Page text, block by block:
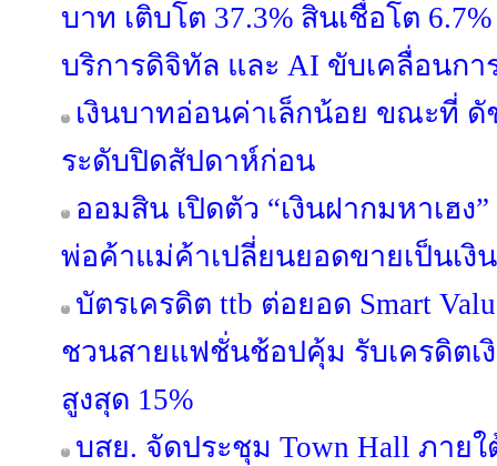
บาท เติบโต 37.3% สินเชื่อโต
บริการดิจิทัล และ AI ขับเคลื่อนกา
เงินบาทอ่อนค่าเล็กน้อย ขณะที่
ระดับปิดสัปดาห์ก่อน
ออมสิน เปิดตัว “เงินฝากมหาเฮง
พ่อค้าแม่ค้าเปลี่ยนยอดขายเป็นเงิ
บัตรเครดิต ttb ต่อยอด Smart
ชวนสายแฟชั่นช้อปคุ้ม รับเครดิตเ
สูงสุด 15%
บสย. จัดประชุม Town Hall ภายใ